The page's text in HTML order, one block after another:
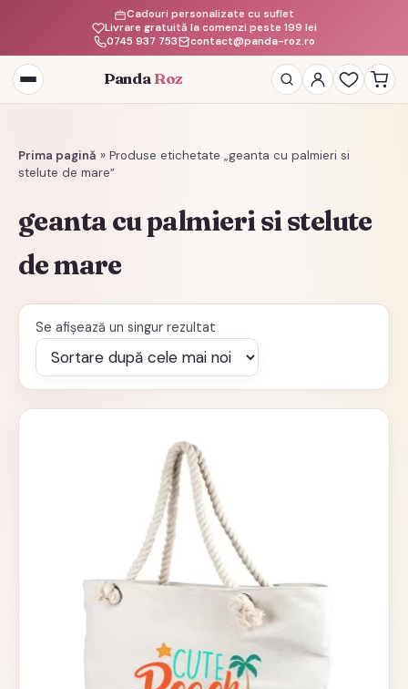
Livrare gratuită la comenzi peste 199 lei
Cadouri personalizate cu suflet
0745 937 753
contact@panda-roz.ro
Deschide
meniul
Panda Roz
Prima pagină » Produse etichetate „geanta cu palmieri si
stelute de mare”
geanta cu palmieri si stelute
de mare
Se afișează un singur rezultat